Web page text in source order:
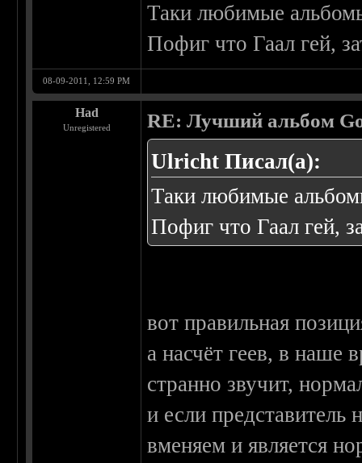
Таки любимые
Пофиг что Гаал гей,
08-09-2011, 12:59 PM
Had
Unregistered RE: Лучший альбом
Ulricht Писал(а):
Таки любимые
Пофиг что Гаал гей,
вот правильная
а насчёт геев, в наше
странно звучит,
и если представитель
вменяем и является